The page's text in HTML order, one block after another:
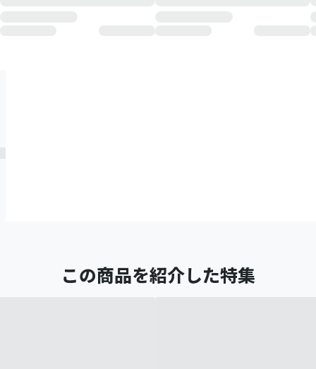
この商品を紹介した特集